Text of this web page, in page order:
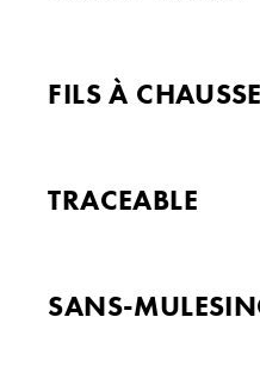
FILS À
TRACEABLE
SANS-